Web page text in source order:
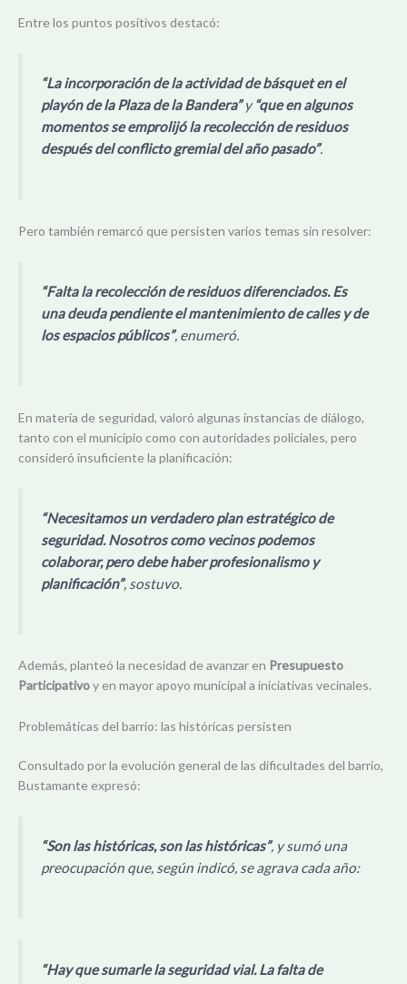
Entre los puntos positivos destacó:
“La incorporación de la actividad de básquet en el
playón de la Plaza de la Bandera”y“que en algunos
momentos se emprolijó la recolección de residuos
después del conflicto gremial del año pasado”.
Pero también remarcó que persisten varios temas sin resolver:
“Falta la recolección de residuos diferenciados. Es
una deuda pendiente el mantenimiento de calles y de
los espacios públicos”, enumeró.
En materia de seguridad, valoró algunas instancias de diálogo,
tanto con el municipio como con autoridades policiales, pero
consideró insuficiente la planificación:
“Necesitamos un verdadero plan estratégico de
seguridad. Nosotros como vecinos podemos
colaborar, pero debe haber profesionalismo y
planificación”, sostuvo.
Además, planteó la necesidad de avanzar en Presupuesto
Participativoy en mayor apoyo municipal a iniciativas vecinales.
Problemáticas del barrio: las históricas persisten
Consultado por la evolución general de las dificultades del barrio,
Bustamante expresó:
“Son las históricas, son las históricas”, y sumó una
preocupación que, según indicó, se agrava cada año:
“Hay que sumarle la seguridad vial. La falta de